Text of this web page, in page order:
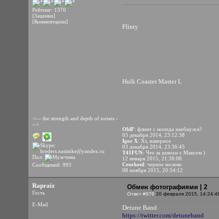
Рейтинг: 1370
[Заценки]
[Комментарии]
<--- the strength and depth of noises -
-->
Пол:
Сообщений: 993
Flinty
Hulk Coaster Master L
OldF: флинт с мопеда наебнулся?
03 декабря 2014, 23:12:38
Igor X: Хз, наверное
03 декабря 2014, 23:36:45
T41FUN: Что за шлюхи с Максом )
12 января 2015, 21:38:08
Ceurkoul: черное молоко
08 ноября 2015, 20:54:12
Rapraiz
Гость
E-Mail
Обмен фотографиями | 2
Ответ #976 20 февраля 2015,
Detune Band
https://twitter.com/detuneband